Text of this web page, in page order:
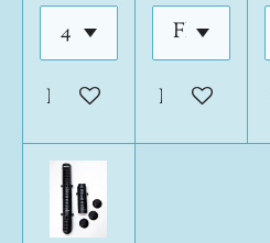
In den Warenkorb
In den